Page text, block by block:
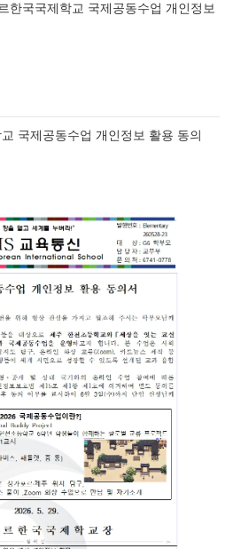
한국국제학교 국제공동수업 개인정보
국제공동수업 개인정보 활용 동의